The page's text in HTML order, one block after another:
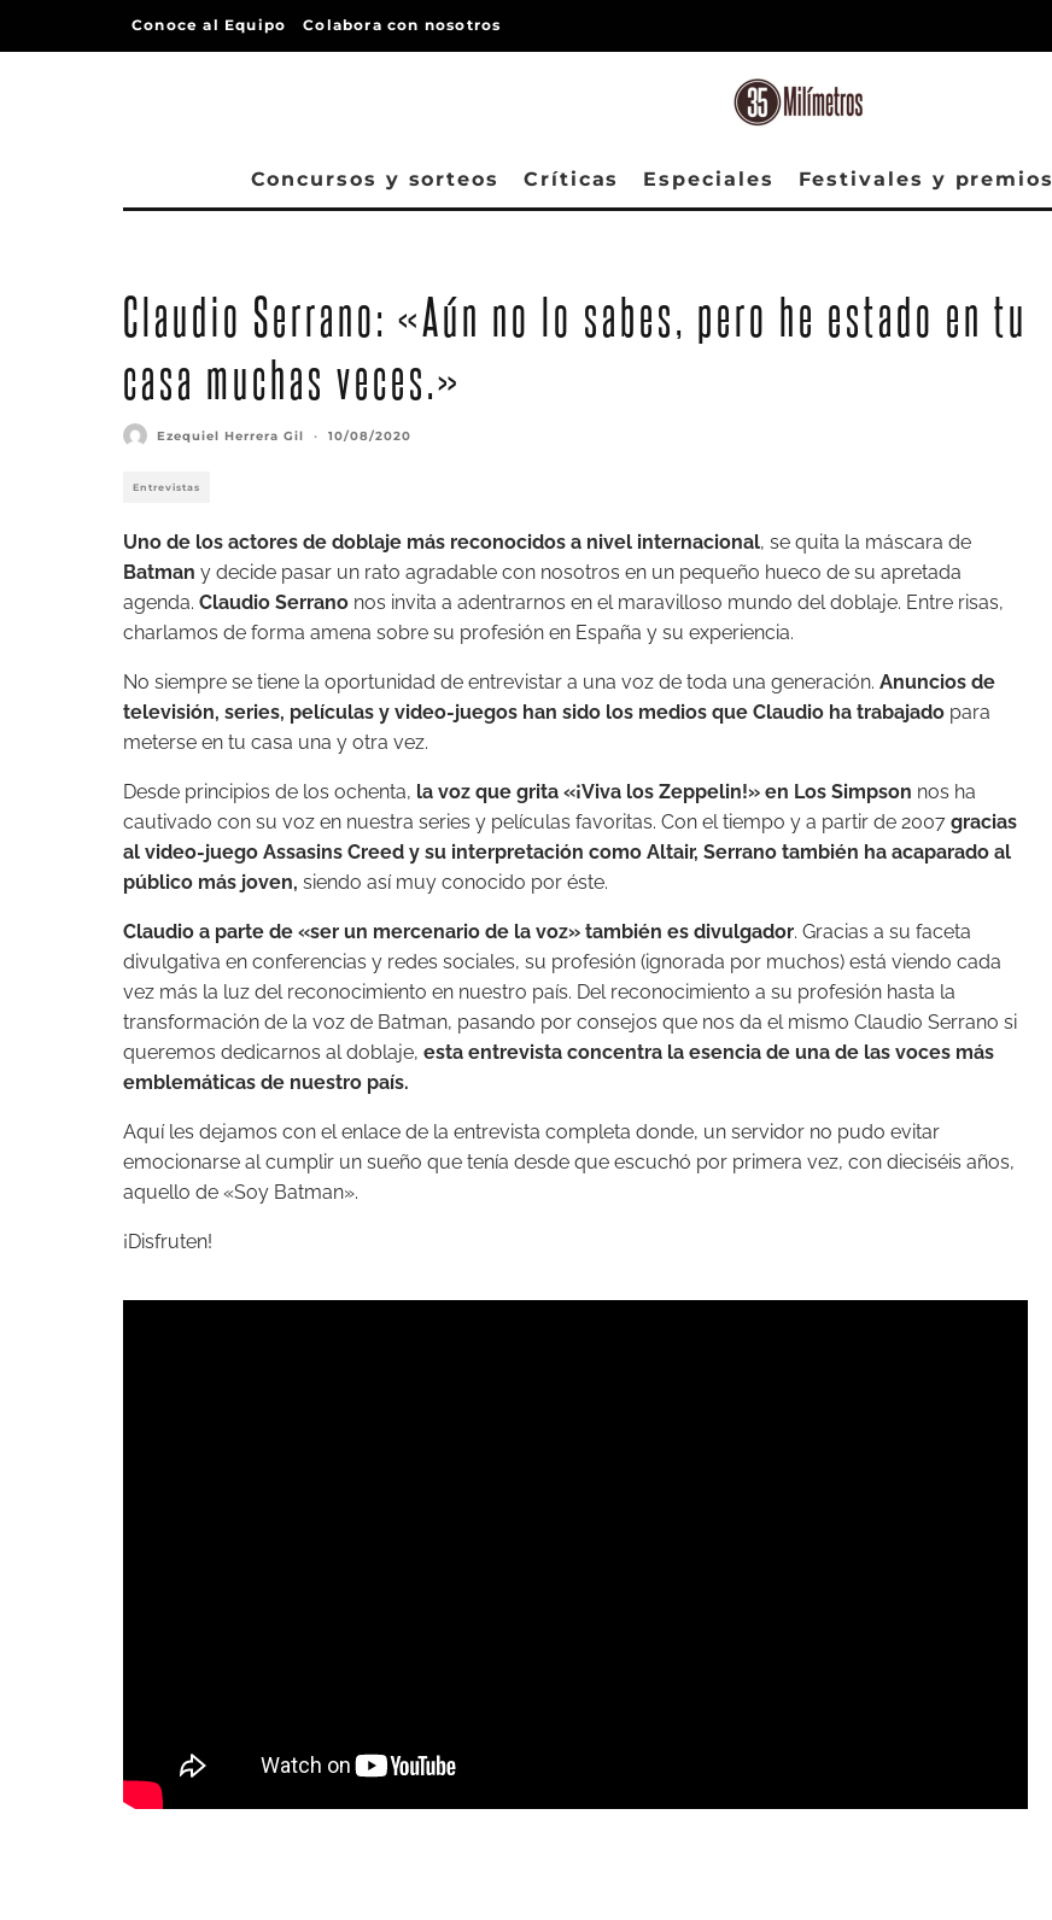
Conoce al Equipo Colabora con nosotros
Concursos y sorteos Críticas Especiales Festivales y premios
Claudio Serrano: «Aún no lo sabes, pero he estado en tu
casa muchas veces.»
Ezequiel Herrera Gil · 10/08/2020
Entrevistas
Uno de los actores de doblaje más reconocidos a nivel internacional, se quita la máscara de
Batman y decide pasar un rato agradable con nosotros en un pequeño hueco de su apretada
agenda. Claudio Serrano nos invita a adentrarnos en el maravilloso mundo del doblaje. Entre risas,
charlamos de forma amena sobre su profesión en España y su experiencia.
No siempre se tiene la oportunidad de entrevistar a una voz de toda una generación. Anuncios de
televisión, series, películas y video-juegos han sido los medios que Claudio ha trabajado para
meterse en tu casa una y otra vez.
Desde principios de los ochenta, la voz que grita «¡Viva los Zeppelin!» en Los Simpson nos ha
cautivado con su voz en nuestra series y películas favoritas. Con el tiempo y a partir de 2007 gracias
al video-juego Assasins Creed y su interpretación como Altair, Serrano también ha acaparado al
público más joven, siendo así muy conocido por éste.
Claudio a parte de «ser un mercenario de la voz» también es divulgador. Gracias a su faceta
divulgativa en conferencias y redes sociales, su profesión (ignorada por muchos) está viendo cada
vez más la luz del reconocimiento en nuestro país. Del reconocimiento a su profesión hasta la
transformación de la voz de Batman, pasando por consejos que nos da el mismo Claudio Serrano si
queremos dedicarnos al doblaje, esta entrevista concentra la esencia de una de las voces más
emblemáticas de nuestro país.
Aquí les dejamos con el enlace de la entrevista completa donde, un servidor no pudo evitar
emocionarse al cumplir un sueño que tenía desde que escuchó por primera vez, con dieciséis años,
aquello de «Soy Batman».
¡Disfruten!